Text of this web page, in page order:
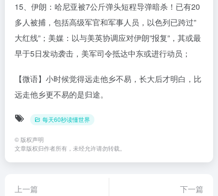
15、伊朗：哈尼亚被7公斤弹头短程导弹暗杀！已有20
多人被捕，包括高级军官和军事人员，以色列已跨过”
大红线”；美媒：以与美英协调应对伊朗”报复”，其或最
早于5日发动袭击，美军司令抵达中东或进行动员；
【微语】小时候觉得远走他乡不易，长大后才明白，比
远走他乡更不易的是归途。
每天60秒读懂世界
© 版权声明
文章版权归作者所有，未经允许请勿转载。
上一篇 下一篇